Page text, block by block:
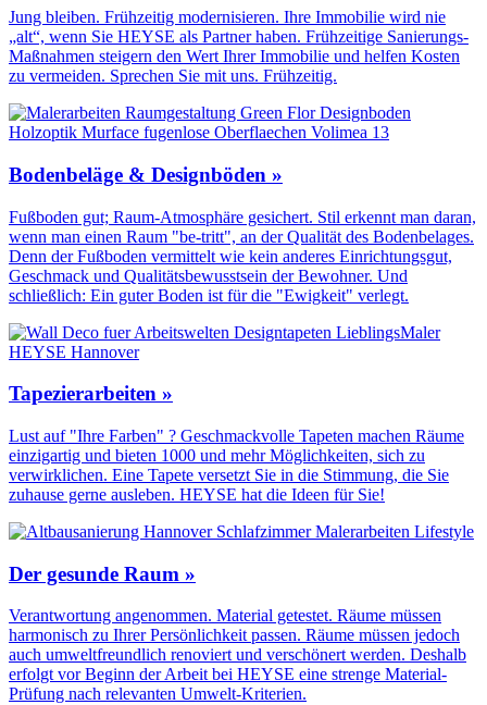
Jung bleiben. Frühzeitig modernisieren. Ihre Immobilie wird nie
„alt“, wenn Sie HEYSE als Partner haben. Frühzeitige Sanierungs-
Maßnahmen steigern den Wert Ihrer Immobilie und helfen Kosten
zu vermeiden. Sprechen Sie mit uns. Frühzeitig.
Bodenbeläge & Designböden »
Fußboden gut; Raum-Atmosphäre gesichert. Stil erkennt man daran,
wenn man einen Raum "be-tritt", an der Qualität des Boden­belages.
Denn der Fuß­boden vermittelt wie kein anderes Einrichtungs­gut,
Geschmack und Qualitäts­bewusstsein der Bewohner. Und
schließlich: Ein guter Boden ist für die "Ewigkeit" verlegt.
Tapezierarbeiten »
Lust auf "Ihre Farben" ? Geschmackvolle Tapeten machen Räume
einzigartig und bieten 1000 und mehr Möglichkeiten, sich zu
verwirklichen. Eine Tapete versetzt Sie in die Stimmung, die Sie
zuhause gerne ausleben. HEYSE hat die Ideen für Sie!
Der gesunde Raum »
Verantwortung angenommen. Material getestet. Räume müssen
harmonisch zu Ihrer Persönlichkeit passen. Räume müssen jedoch
auch umweltfreundlich renoviert und verschönert werden. Deshalb
erfolgt vor Beginn der Arbeit bei HEYSE eine strenge Material-
Prüfung nach relevanten Umwelt-Kriterien.